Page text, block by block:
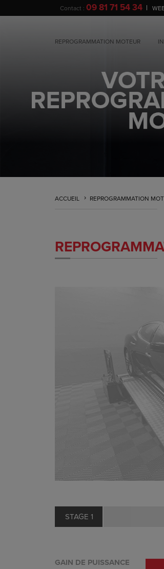
Contact : 09 81 71 54 34
REPROGRAMMATION MOTEUR
ACCUEIL REPROGRAMMATION
STAGE 1
GAIN DE PUISSANCE